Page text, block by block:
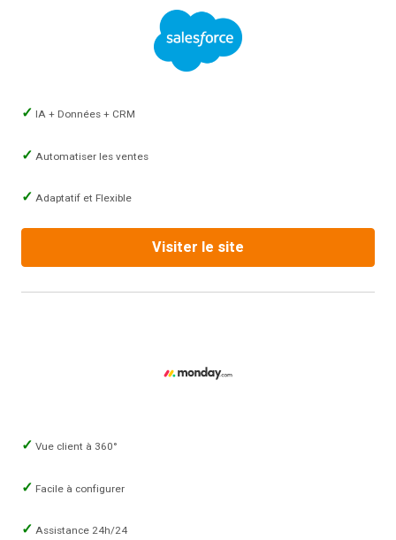
IA + Données + CRM
Automatiser les ventes
Adaptatif et Flexible
Visiter le site
Vue client à 360°
Facile à configurer
Assistance 24h/24